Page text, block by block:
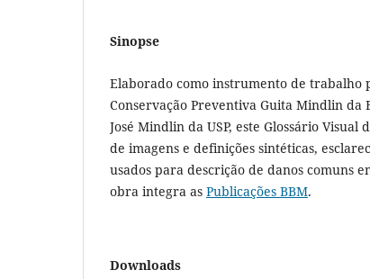
Sinopse
Elaborado como instrumento de trabalho
Conservação Preventiva Guita Mindlin da
José Mindlin da USP, este Glossário Visual
de imagens e definições sintéticas,
usados para descrição de danos comuns
obra integra as Publicações BBM.
Downloads